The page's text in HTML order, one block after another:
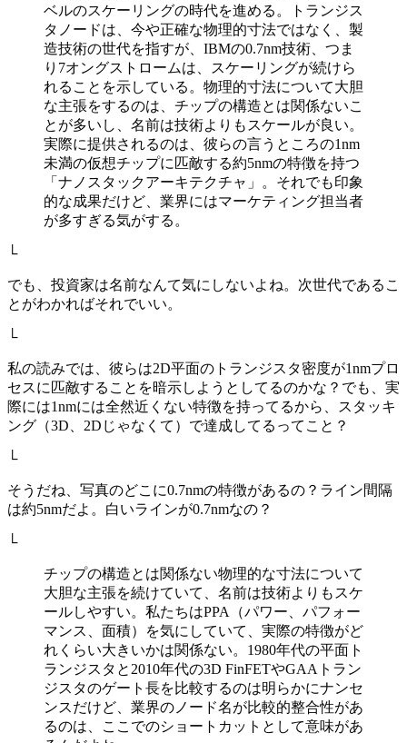
ベルのスケーリングの時代を進める。トランジス
タノードは、今や正確な物理的寸法ではなく、製
造技術の世代を指すが、IBMの0.7nm技術、つま
り7オングストロームは、スケーリングが続けら
れることを示している。物理的寸法について大胆
な主張をするのは、チップの構造とは関係ないこ
とが多いし、名前は技術よりもスケールが良い。
実際に提供されるのは、彼らの言うところの1nm
未満の仮想チップに匹敵する約5nmの特徴を持つ
「ナノスタックアーキテクチャ」。それでも印象
的な成果だけど、業界にはマーケティング担当者
が多すぎる気がする。
└
でも、投資家は名前なんて気にしないよね。次世代であるこ
とがわかればそれでいい。
└
私の読みでは、彼らは2D平面のトランジスタ密度が1nmプロ
セスに匹敵することを暗示しようとしてるのかな？でも、実
際には1nmには全然近くない特徴を持ってるから、スタッキ
ング（3D、2Dじゃなくて）で達成してるってこと？
└
そうだね、写真のどこに0.7nmの特徴があるの？ライン間隔
は約5nmだよ。白いラインが0.7nmなの？
└
チップの構造とは関係ない物理的な寸法について
大胆な主張を続けていて、名前は技術よりもスケ
ールしやすい。私たちはPPA（パワー、パフォー
マンス、面積）を気にしていて、実際の特徴がど
れくらい大きいかは関係ない。1980年代の平面ト
ランジスタと2010年代の3D FinFETやGAAトラン
ジスタのゲート長を比較するのは明らかにナンセ
ンスだけど、業界のノード名が比較的整合性があ
るのは、ここでのショートカットとして意味があ